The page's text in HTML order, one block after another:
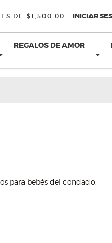
DE $1,500.00 INICIAR
REGALOS DE AMOR
para bebés del condado.